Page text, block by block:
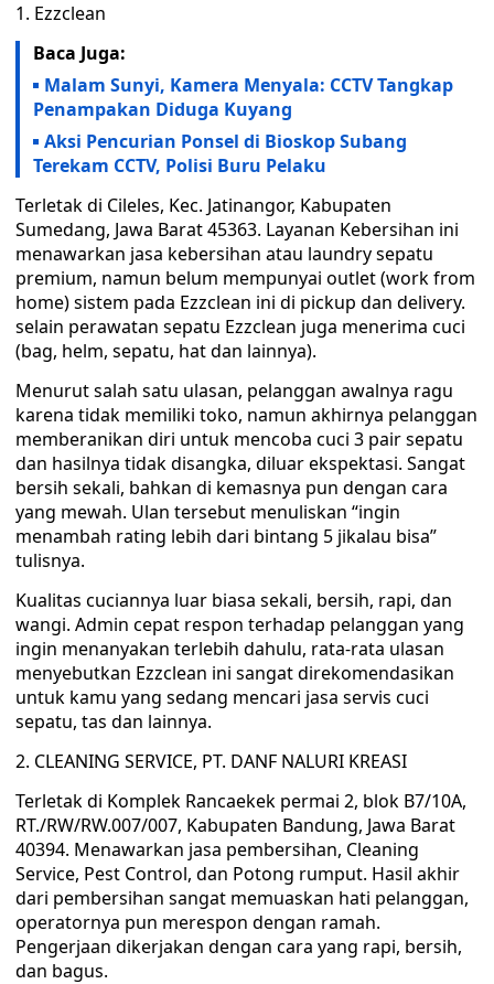
1. Ezzclean
Baca Juga:
Malam Sunyi, Kamera Menyala: CCTV Tangkap
Penampakan Diduga Kuyang
Aksi Pencurian Ponsel di Bioskop Subang
Terekam CCTV, Polisi Buru Pelaku
Terletak di Cileles, Kec. Jatinangor, Kabupaten
Sumedang, Jawa Barat 45363. Layanan Kebersihan ini
menawarkan jasa kebersihan atau laundry sepatu
premium, namun belum mempunyai outlet (work from
home) sistem pada Ezzclean ini di pickup dan delivery.
selain perawatan sepatu Ezzclean juga menerima cuci
(bag, helm, sepatu, hat dan lainnya).
Menurut salah satu ulasan, pelanggan awalnya ragu
karena tidak memiliki toko, namun akhirnya pelanggan
memberanikan diri untuk mencoba cuci 3 pair sepatu
dan hasilnya tidak disangka, diluar ekspektasi. Sangat
bersih sekali, bahkan di kemasnya pun dengan cara
yang mewah. Ulan tersebut menuliskan “ingin
menambah rating lebih dari bintang 5 jikalau bisa”
tulisnya.
Kualitas cuciannya luar biasa sekali, bersih, rapi, dan
wangi. Admin cepat respon terhadap pelanggan yang
ingin menanyakan terlebih dahulu, rata-rata ulasan
menyebutkan Ezzclean ini sangat direkomendasikan
untuk kamu yang sedang mencari jasa servis cuci
sepatu, tas dan lainnya.
2. CLEANING SERVICE, PT. DANF NALURI KREASI
Terletak di Komplek Rancaekek permai 2, blok B7/10A,
RT./RW/RW.007/007, Kabupaten Bandung, Jawa Barat
40394. Menawarkan jasa pembersihan, Cleaning
Service, Pest Control, dan Potong rumput. Hasil akhir
dari pembersihan sangat memuaskan hati pelanggan,
operatornya pun merespon dengan ramah.
Pengerjaan dikerjakan dengan cara yang rapi, bersih,
dan bagus.